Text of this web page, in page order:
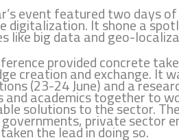
This year’s event featured
effective digitalization. It
advances like big data and
The Conference provided
knowledge creation and
Destinations (23-24 June) and
startups and academics
sustainable solutions to the
thinking governments, private
already taken the lead in